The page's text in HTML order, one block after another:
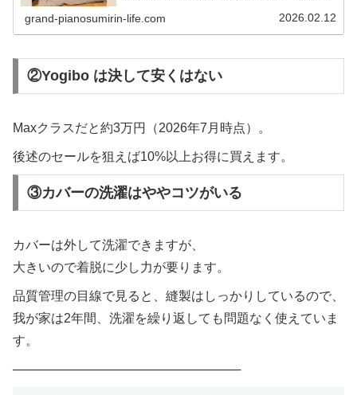
grand-pianosumirin-life.com 2026.02.12
②Yogibo は決して安くはない
Maxクラスだと約3万円（2026年7月時点）。
後述のセールを狙えば10%以上お得に買えます。
③カバーの洗濯はややコツがいる
カバーは外して洗濯できますが、
大きいので着脱に少し力が要ります。
品質管理の目線で見ると、縫製はしっかりしているので、
我が家は2年間、洗濯を繰り返しても問題なく使えていま
す。
──────────────────────────